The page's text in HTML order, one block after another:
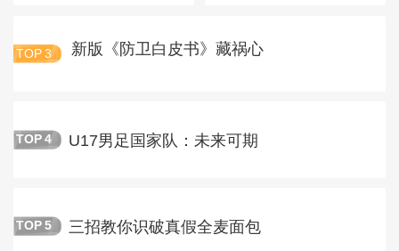
TOP 3 新版《防卫白皮书》藏祸心
TOP 4 U17男足国家队：未来可期
TOP 5 三招教你识破真假全麦面包